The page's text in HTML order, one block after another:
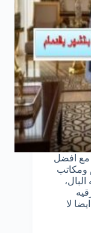
مع افضل
ومكاتب
لا